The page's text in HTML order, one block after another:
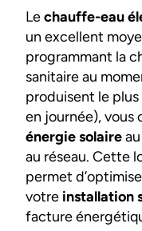
Lechauffe-eau
un excellent
programmant la
sanitaire au
produisent le
en journée), vous
énergie solaire
au réseau. Cette
permet
votre installation
facture